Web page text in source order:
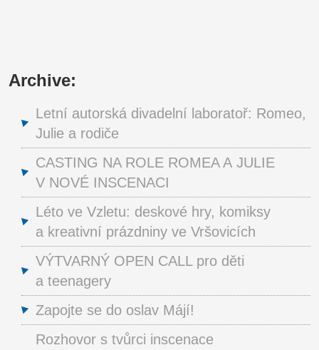
Archive:
Letní autorská divadelní laboratoř: Romeo,
Julie a rodiče
CASTING NA ROLE ROMEA A JULIE
V NOVÉ INSCENACI
Léto ve Vzletu: deskové hry, komiksy
a kreativní prázdniny ve Vršovicích
VÝTVARNÝ OPEN CALL pro děti
a teenagery
Zapojte se do oslav Májí!
Rozhovor s tvůrci inscenace